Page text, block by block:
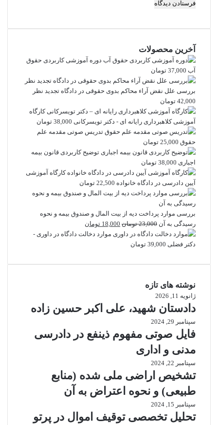
آخرین محصولات
دوره آموزشی کاربردی حقوق
آب 37,000 تومان
بررسی علل نقض آراء محاکم بدوی حقوقی در دادگاه تجدید نظر
42,000 تومان
کارگاه
آموزشی کلاهبرداری رایانه ای - دکتر تویسرکانی 38,000 تومان
تدریس صوتی مقدمه علم
حقوق 25,000 تومان
توضیح کاربردی قانون بیمه
اجباری 38,000 تومان
کارگاه آموزشی
آیین دادرسی در دادگاه خانواده 22,500 تومان
بررسی موارد پرداخت دیه از بیت المال و صندوق بیمه و نحوه
رسیدگی به آن 23,000 تومان قیمت
اصلی
18,000 تومان
فعلی
موارد دخالت دادگاه در داوری -
دکتر فضلی 39,000 تومان
نوشته های تازه
ژانویه 11, 2026
دادستان شهید، علی اکبر حسین زاده
سپتامبر 29, 2024
فایل صوتی مفهوم ذینفع در دادرسی
مدنی و اداری
سپتامبر 22, 2024
تشخیص اراضی ملی شده (منابع
طبیعی) و نحوه اعتراض به آن
سپتامبر 15, 2024
تحلیل تخصصی توقیف اموال در پرتو